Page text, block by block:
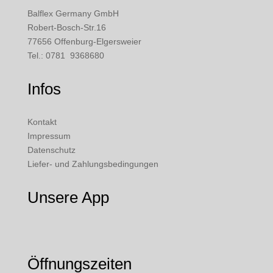
Balflex Germany GmbH
Robert-Bosch-Str.16
77656 Offenburg-Elgersweier
Tel.: 0781 9368680
Infos
Kontakt
Impressum
Datenschutz
Liefer- und Zahlungsbedingungen
Unsere App
Öffnungszeiten